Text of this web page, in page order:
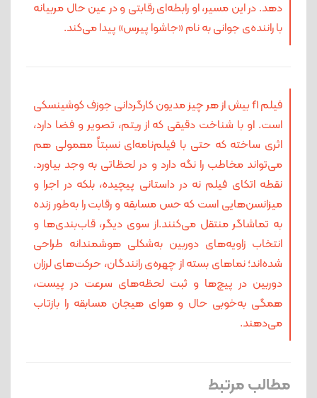
دهد. در این مسیر، او رابطه‌ای رقابتی و در عین حال مربیانه
با راننده‌ی جوانی به نام «جاشوا پیرس» پیدا می‌کند.
فیلم f1 بیش از هر چیز مدیون کارگردانی جوزف کوشینسکی
است. او با شناخت دقیقی که از ریتم، تصویر و فضا دارد،
اثری ساخته که حتی با فیلم‌نامه‌ای نسبتاً معمولی هم
می‌تواند مخاطب را نگه دارد و در لحظاتی به وجد بیاورد.
نقطه اتکای فیلم نه در داستانی پیچیده، بلکه در اجرا و
میزانسن‌هایی است که حس مسابقه و رقابت را به‌طور زنده
به تماشاگر منتقل می‌کنند.از سوی دیگر، قاب‌بندی‌ها و
انتخاب زاویه‌های دوربین به‌شکلی هوشمندانه طراحی
شده‌اند؛ نماهای بسته از چهره‌ی رانندگان، حرکت‌های لرزان
دوربین در پیچ‌ها و ثبت لحظه‌های سرعت در پیست،
همگی به‌خوبی حال‌ و هوای هیجان مسابقه را بازتاب
می‌دهند.
مطالب مرتبط